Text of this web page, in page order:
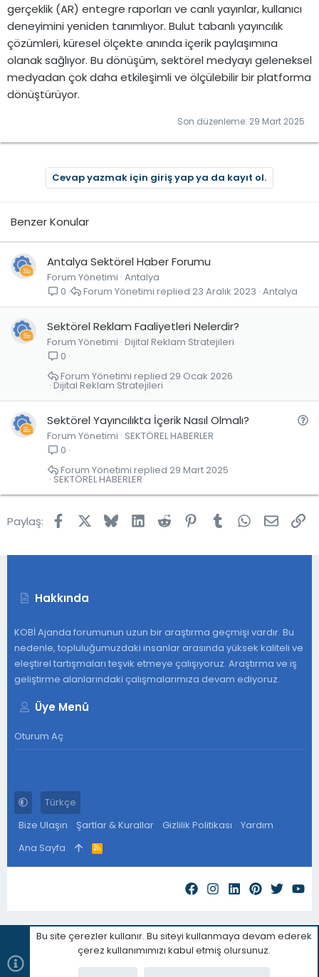
gerçeklik (AR) entegre raporları ve canlı yayınlar, kullanıcı
deneyimini yeniden tanımlıyor. Bulut tabanlı yayıncılık
çözümleri, küresel ölçekte anında içerik paylaşımına
olanak sağlıyor. Bu dönüşüm, sektörel medyayı geleneksel
medyadan çok daha etkileşimli ve ölçülebilir bir platforma
dönüştürüyor.
Son düzenleme: 29 Mart 2025
Cevap yazmak için giriş yap ya da kayıt ol.
Benzer Konular
Antalya Sektörel Haber Forumu
Forum Yönetimi Antalya
0
Antalya
23 Aralık 2023
Forum Yönetimi
Sektörel Reklam Faaliyetleri Nelerdir?
Forum Yönetimi Dijital Reklam Stratejileri
0
Dijital Reklam Stratejileri
29 Ocak 2026
Forum Yönetimi
S
Sektörel Yayıncılıkta İçerik Nasıl Olmalı?
Forum Yönetimi SEKTÖREL HABERLER
0
SEKTÖREL HABERLER
29 Mart 2025
Forum Yönetimi
Paylaş: FacebookBlueskyLinkedInReddit Pinterest
Tumblr WhatsApp
E-
Hakkında
KOBİ Ajanda forumunun uzun bir araştırma geçmişi vardır. Bu
nedenle, topluluğumuzdaki insanlar arasında yüksek kaliteli ve
eleştirel tartışmaları teşvik etmeye çalışıyoruz. Araştırma ve iş
geliştirme alanlarındaki çalışmalarımıza devam ediyoruz.
Üye Menü
Oturum Aç
Türkçe
Bize Ulaşın
Şartlar & Kurallar Gizlilik Politikası
Yardım
Ana Sayfa
R
S
S
Bu site çerezler kullanır. Bu siteyi kullanmaya devam ederek
çerez kullanımımızı kabul etmiş olursunuz.